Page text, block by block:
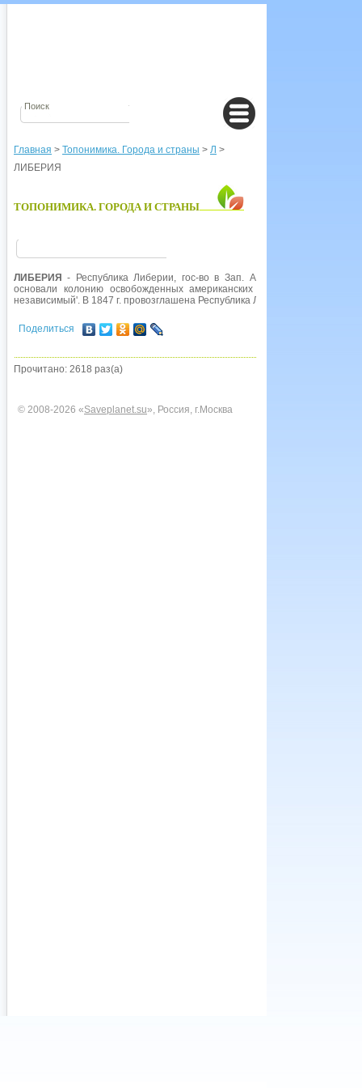
Главная > Топонимика. Города и страны > Л >
ЛИБЕРИЯ
ТОПОНИМИКА. ГОРОДА И СТРАНЫ
ЛИБЕРИЯ
- Республика Либерии, гос-во в Зап. Африке. В 1822 г.
основали колонию освобожденных американских негров и назвали
независимый'. В 1847 г. провозглашена Республика Либерия.
Поделиться
Прочитано: 2618 раз(а)
© 2008-2026 «Saveplanet.su», Россия, г.Москва